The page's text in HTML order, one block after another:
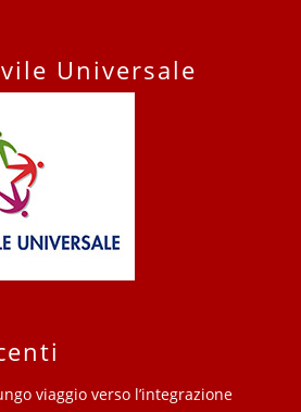
Universale
viaggio verso l’integrazione